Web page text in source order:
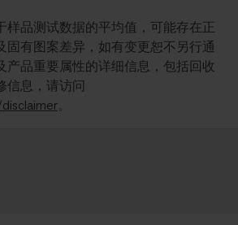
样品测试数据的平均值，可能存在正
固有图案差异，如有变更恕不另行通
产品重要属性的详细信息，包括回收
信息，请访问
。